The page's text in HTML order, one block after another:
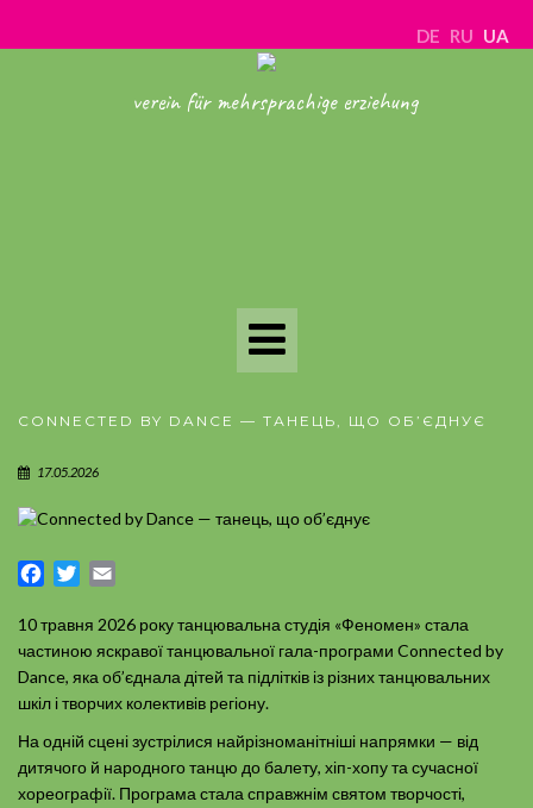
DE RU UA
verein für mehrsprachige erziehung
Toggle
Navigation
CONNECTED BY DANCE — ТАНЕЦЬ, ЩО ОБ’ЄДНУЄ
17.05.2026
Facebook
Twitter
10 травня 2026 року танцювальна студія «Феномен» стала
частиною яскравої танцювальної гала-програми Connected by
Dance, яка об’єднала дітей та підлітків із різних танцювальних
шкіл і творчих колективів регіону.
На одній сцені зустрілися найрізноманітніші напрямки — від
дитячого й народного танцю до балету, хіп-хопу та сучасної
хореографії. Програма стала справжнім святом творчості,